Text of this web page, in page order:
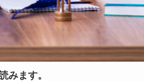
みます。